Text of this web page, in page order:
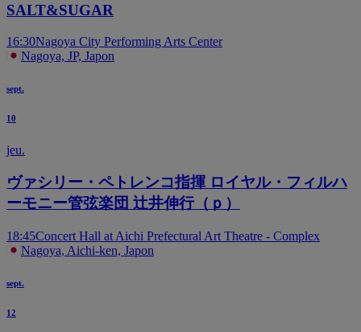
SALT&SUGAR
16:30Nagoya City Performing Arts Center
Nagoya, JP, Japon
sept.
10
jeu.
ヴァシリー・ペトレンコ指揮 ロイヤル・フィルハ
ーモニー管弦楽団 辻井伸行（ｐ）
18:45Concert Hall at Aichi Prefectural Art Theatre - Complex
Nagoya, Aichi-ken, Japon
sept.
12